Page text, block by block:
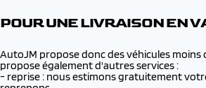
POUR UNE LIVRAISON EN
AutoJM propose donc des véhicules moins
propose également d'autres services :
- reprise : nous estimons gratuitement